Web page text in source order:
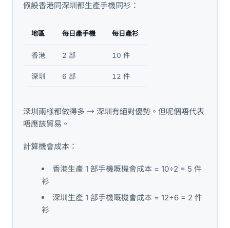
假設香港同深圳都生產手機同衫：
地區 每日產手機 每日產衫
香港 2 部 10 件
深圳 6 部 12 件
深圳兩樣都做得多 → 深圳有絕對優勢。但呢個唔代表
唔應該貿易。
計算機會成本：
香港生產 1 部手機嘅機會成本 = 10÷2 = 5 件
衫
深圳生產 1 部手機嘅機會成本 = 12÷6 = 2 件
衫